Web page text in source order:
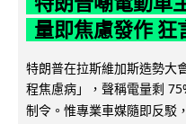
量即焦慮發作 狂
特朗普在拉斯維加斯造勢大
程焦慮病」，聲稱電量剩
制令。惟專業車媒隨即反駁